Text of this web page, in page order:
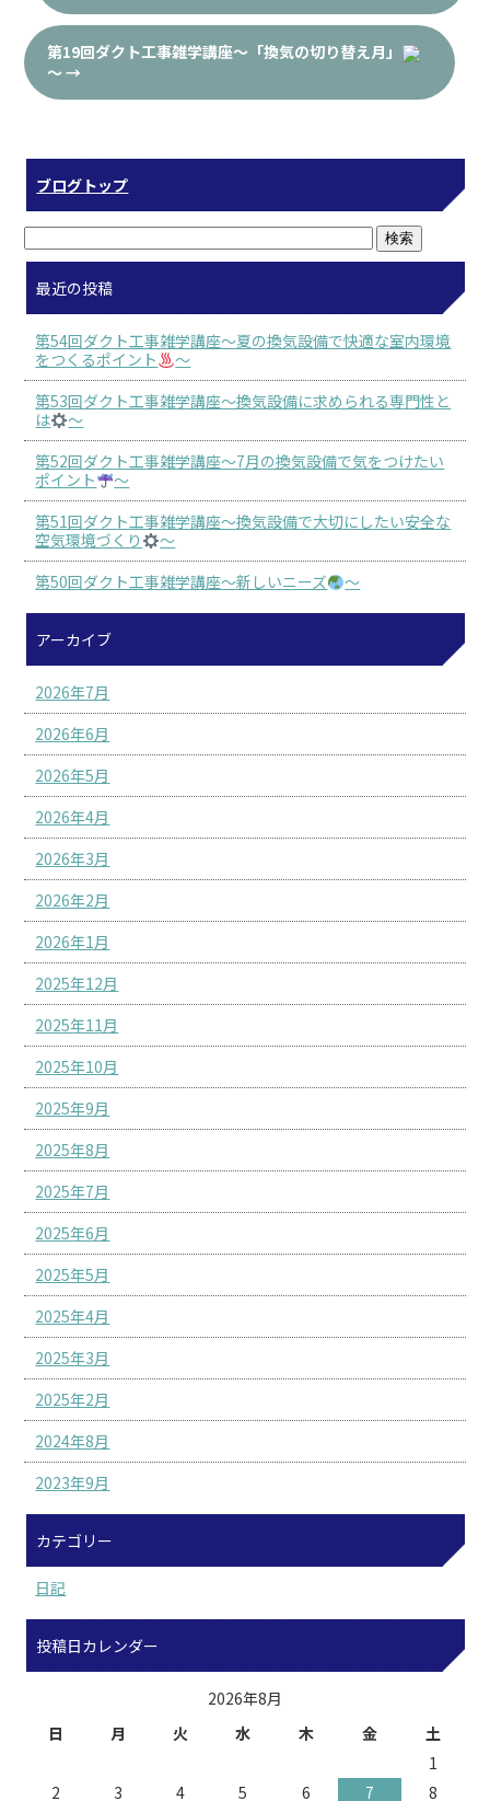
第19回ダクト工事雑学講座～「換気の切り替え月」
～→
ブログトップ
最近の投稿
第54回ダクト工事雑学講座～夏の換気設備で快適な室内環境
をつくるポイント
～
第53回ダクト工事雑学講座～換気設備に求められる専門性と
は
～
第52回ダクト工事雑学講座～7月の換気設備で気をつけたい
ポイント
～
第51回ダクト工事雑学講座～換気設備で大切にしたい安全な
空気環境づくり
～
第50回ダクト工事雑学講座～新しいニーズ
～
アーカイブ
2026年7月
2026年6月
2026年5月
2026年4月
2026年3月
2026年2月
2026年1月
2025年12月
2025年11月
2025年10月
2025年9月
2025年8月
2025年7月
2025年6月
2025年5月
2025年4月
2025年3月
2025年2月
2024年8月
2023年9月
カテゴリー
日記
投稿日カレンダー
2026年8月
日
月 火 水 木 金
土
1
2
3 4 5 6 7 8